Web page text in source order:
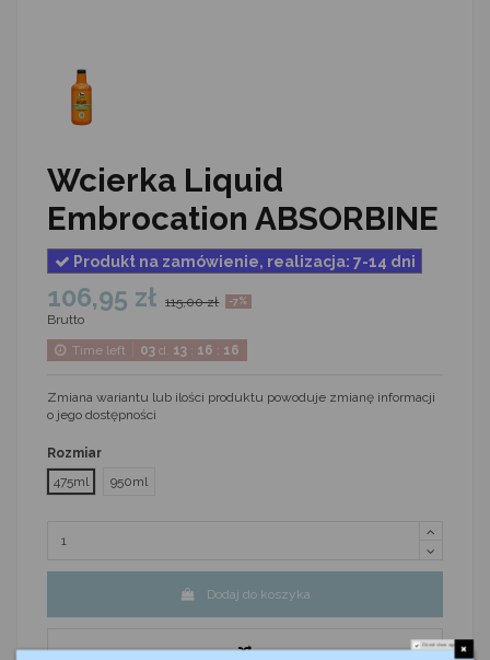
Wcierka Liquid
Embrocation ABSORBINE
Produkt na zamówienie, realizacja: 7-14 dni
106,95 zł 115,00 zł -7%
Brutto
Time left
03 d. 13 : 16 : 16
Zmiana wariantu lub ilości produktu powoduje zmianę informacji
o jego dostępności
Rozmiar
475ml
950ml
Dodaj do koszyka
Do not show again.